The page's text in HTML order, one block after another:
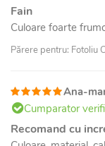
Fain
Culoare foarte
Părere pentru: Fotoliu
Ana-
Cumparator
Recomand cu